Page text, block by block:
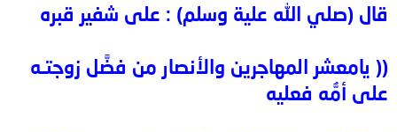
قال (صلي الله علية وسلم) : على شفير قبره
(( يامعشر المهاجرين والأنصار من فضَّل زوجتـه
على أمُّه فعليه